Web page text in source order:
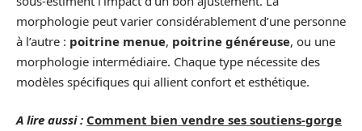
morphologie peut varier considérablement d’une personne
à l’autre : poitrine menue, poitrine généreuse, ou une
morphologie intermédiaire. Chaque type nécessite des
modèles spécifiques qui allient confort et esthétique.
A lire aussi : Comment bien vendre ses soutiens-gorge